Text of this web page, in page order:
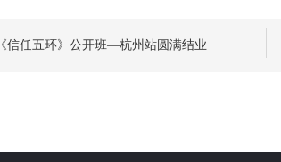
《信任五环》公开班—杭州站圆满结业